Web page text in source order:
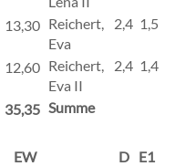
13,30
12,60
35,35
Reichert,
Eva
2,4 1,5
Reichert,
Eva II
2,4 1,4
Summe
EW
D E1